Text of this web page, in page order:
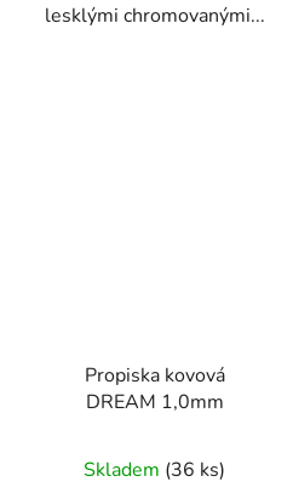
lesklými chromovanými...
Propiska kovová
DREAM 1,0mm
Skladem (36 ks)